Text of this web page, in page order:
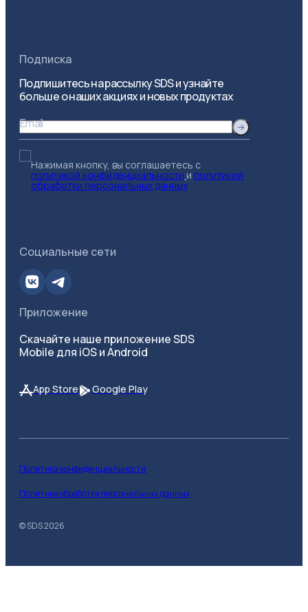
Подписка
Подпишитесь на рассылку SDS и узнайте
больше о наших акциях и новых продуктах
Email
Нажимая кнопку, вы соглашаетесь с
политикой конфиденциальности и политикой
обработки персональных данных
Социальные сети
Приложение
Скачайте наше приложение SDS
Mobile для iOS и Android
App Store Google Play
© SDS2026
Политика конфиденциальности
Политика обработки персональных данных